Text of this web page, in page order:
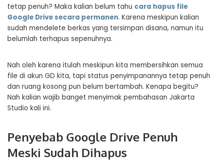
tetap penuh? Maka kalian belum tahu cara hapus file
Google Drive secara permanen. Karena meskipun kalian
sudah mendelete berkas yang tersimpan disana, namun itu
belumlah terhapus sepenuhnya.
Nah oleh karena itulah meskipun kita membersihkan semua
file di akun GD kita, tapi status penyimpanannya tetap penuh
dan ruang kosong pun belum bertambah. Kenapa begitu?
Nah kalian wajib banget menyimak pembahasan Jakarta
Studio kali ini.
Penyebab Google Drive Penuh
Meski Sudah Dihapus